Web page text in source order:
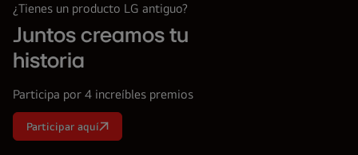
¿Tienes un producto LG antiguo?
Juntos creamos tu
historia
Participa por 4 increíbles premios
Juntos
creamos
Participar aquí